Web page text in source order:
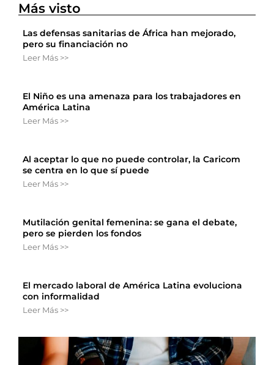
Más visto
Las defensas sanitarias de África han mejorado,
pero su financiación no
Leer Más >>
El Niño es una amenaza para los trabajadores en
América Latina
Leer Más >>
Al aceptar lo que no puede controlar, la Caricom
se centra en lo que sí puede
Leer Más >>
Mutilación genital femenina: se gana el debate,
pero se pierden los fondos
Leer Más >>
El mercado laboral de América Latina evoluciona
con informalidad
Leer Más >>